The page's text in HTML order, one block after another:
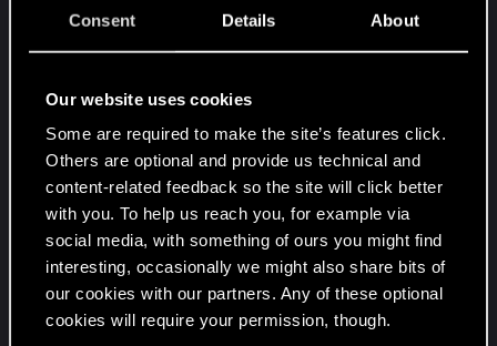
Consent Details About
Our website uses cookies
Some are required to make the site’s features click.
Others are optional and provide us technical and
content-related feedback so the site will click better
with you. To help us reach you, for example via
social media, with something of ours you might find
interesting, occasionally we might also share bits of
our cookies with our partners. Any of these optional
cookies will require your permission, though.
In concomitanza con la patch, verrà risolto il
Liberty su PC. Questo fix risolve il problema
su GOG e Steam, dopo aver caricato un
salvataggio. Per Epic Games il problema è
ancora sotto osservazione.
Risolto un problema per cui, dopo aver
installato l'aggiornamento 2.0 ma non
l'espansione su GOG, nel menu del gioco
poteva apparire una finestra con il testo
"Phantom Liberty scaricato - Torna al menu